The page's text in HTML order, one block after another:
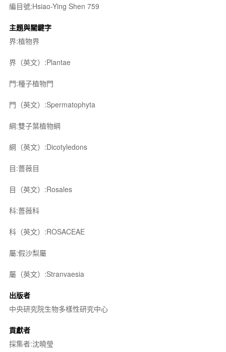
編目號:Hsiao-Ying Shen 759
主題與關鍵字
界:植物界
界（英文）:Plantae
門:種子植物門
門（英文）:Spermatophyta
綱:雙子葉植物綱
綱（英文）:Dicotyledons
目:薔薇目
目（英文）:Rosales
科:薔薇科
科（英文）:ROSACEAE
屬:假沙梨屬
屬（英文）:Stranvaesia
出版者
中央研究院生物多樣性研究中心
貢獻者
採集者:沈曉瑩